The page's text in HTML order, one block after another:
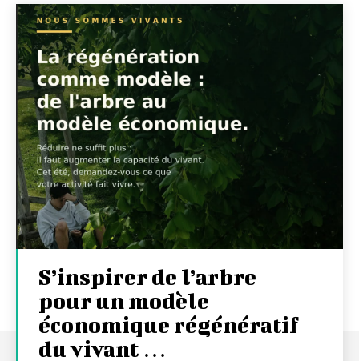
S’inspirer de l’arbre
pour un modèle
économique régénératif
du vivant …